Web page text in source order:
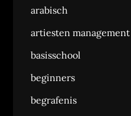
arabisch
artiesten management
basisschool
beginners
begrafenis